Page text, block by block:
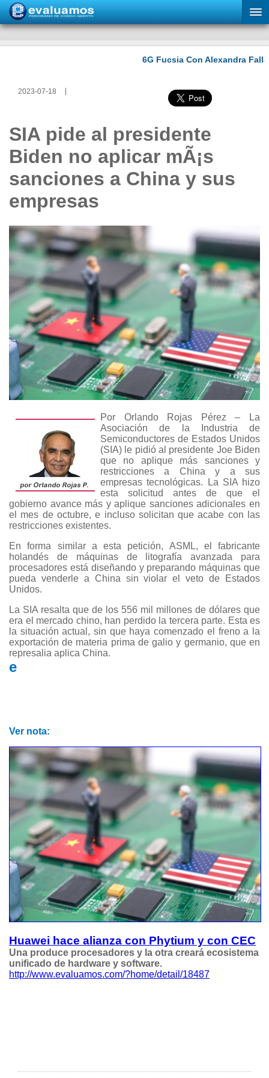
2023-07-18
SIA pide al presidente
Biden no aplicar mÃ¡s
sanciones a China y sus
empresas
Por Orlando Rojas Pérez – La
Asociación de la Industria de
Semiconductores de Estados Unidos
(SIA) le pidió al presidente Joe Biden
que no aplique más sanciones y
restricciones a China y a sus
empresas tecnológicas. La SIA hizo
esta solicitud antes de que el
gobierno avance más y aplique sanciones adicionales en
el mes de octubre, e incluso solicitan que acabe con las
restricciones existentes.
En forma similar a esta petición, ASML, el fabricante
holandés de máquinas de litografía avanzada para
procesadores está diseñando y preparando máquinas que
pueda venderle a China sin violar el veto de Estados
Unidos.
La SIA resalta que de los 556 mil millones de dólares que
era el mercado chino, han perdido la tercera parte. Esta es
la situación actual, sin que haya comenzado el freno a la
exportación de materia prima de galio y germanio, que en
represalia aplica China.
e
Ver nota:
Huawei hace alianza con Phytium y con CEC
Una produce procesadores y la otra creará ecosistema
unificado de hardware y software.
http://www.evaluamos.com/?home/detail/18487